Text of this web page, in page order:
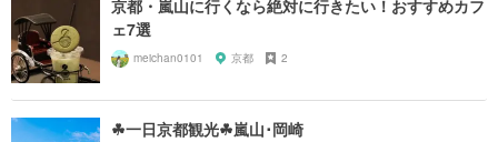
京都・嵐山に行くなら絶対に行きたい！おすすめカフ
ェ7選
meichan0101 京都 2
☘一日京都観光☘嵐山･岡崎